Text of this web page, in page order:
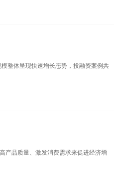
整体呈现快速增长态势，投融资案例共
产品质量、激发消费需求来促进经济增